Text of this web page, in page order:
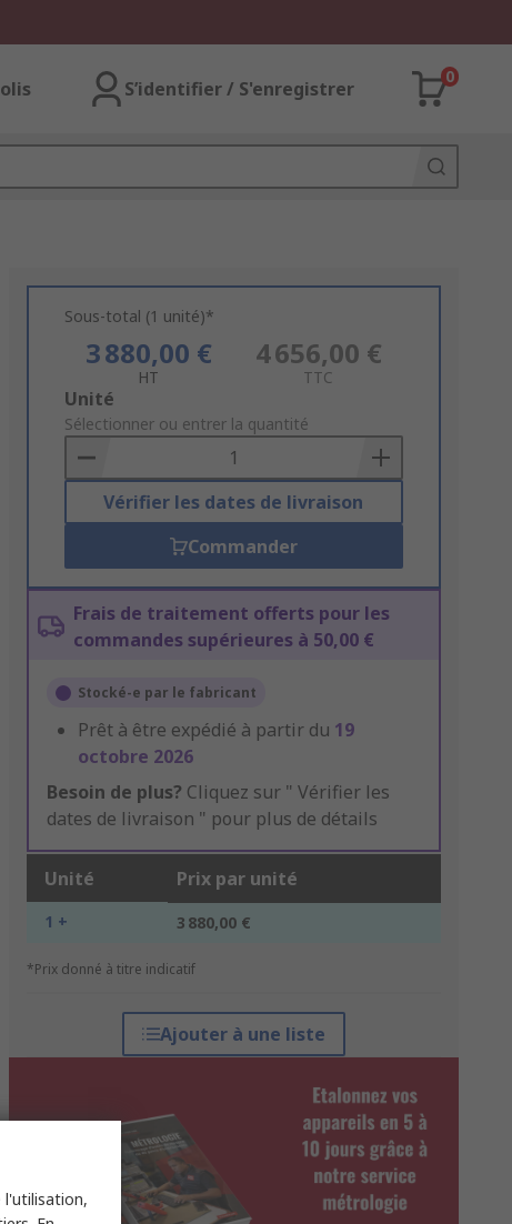
S’identifier / S'enregistrer
0
Sous-total (1 unité)*
3 880,00 €
HT
4 656,00 €
TTC
Add
to
Basket
Unité
Sélectionner ou entrer la quantité
Vérifier les dates de livraison
Commander
Frais de traitement offerts pour les
commandes supérieures à 50,00 €
Stocké-e par le fabricant
Prêt à être expédié à partir du 19
octobre 2026
Besoin de plus? Cliquez sur " Vérifier les
dates de livraison " pour plus de détails
Unité Prix par unité
1 + 3 880,00 €
*Prix donné à titre indicatif
Ajouter à une liste
l'utilisation,